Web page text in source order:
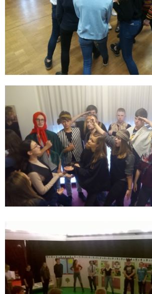
nach oben
Musikprojekt
11